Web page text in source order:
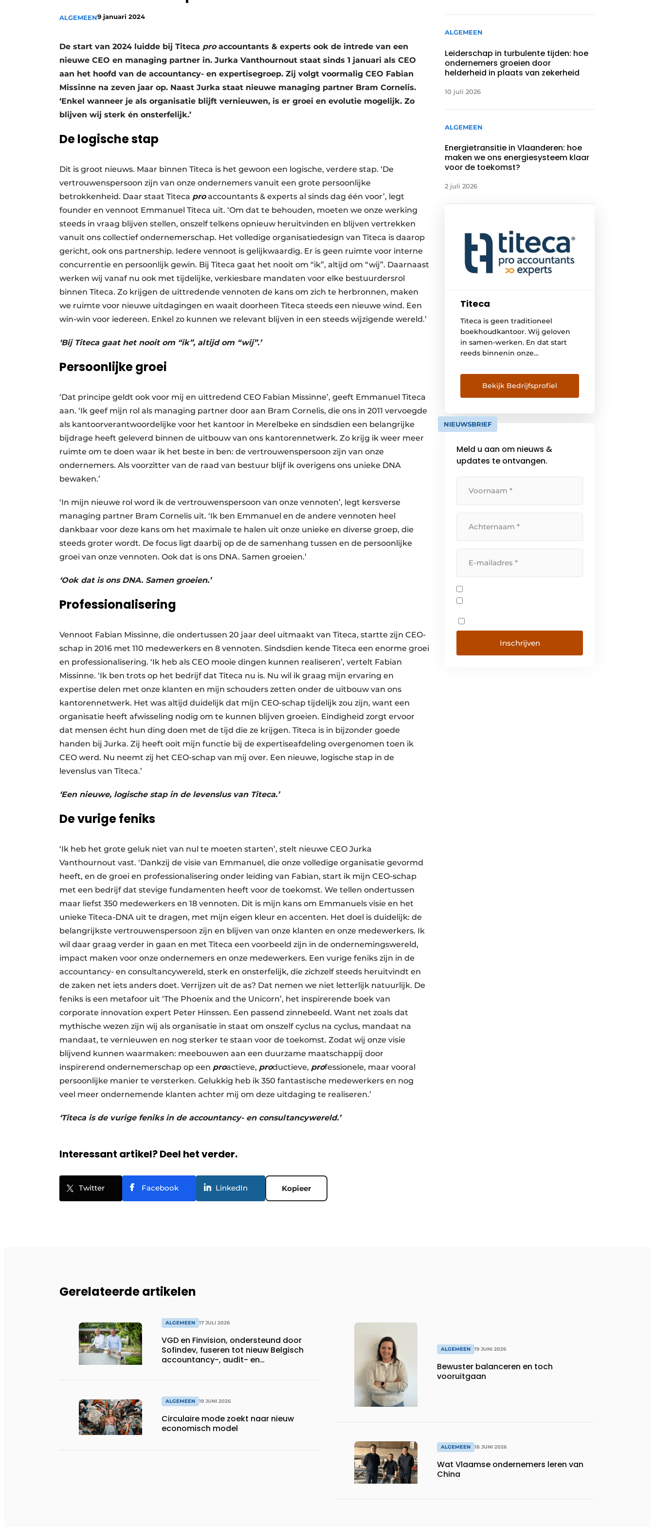
Vacatures
Video’s
ALGEMEEN9 januari 2024
De start van 2024 luidde bij Titeca proaccountants & experts ook de intrede van een
nieuwe CEO en managing partner in. Jurka Vanthournout staat sinds 1 januari als CEO
aan het hoofd van de accountancy- en expertisegroep. Zij volgt voormalig CEO Fabian
Missinne na zeven jaar op. Naast Jurka staat nieuwe managing partner Bram Cornelis.
‘Enkel wanneer je als organisatie blijft vernieuwen, is er groei en evolutie mogelijk. Zo
blijven wij sterk én onsterfelijk.’
De logische stap
Dit is groot nieuws. Maar binnen Titeca is het gewoon een logische, verdere stap. ‘De
vertrouwenspersoon zijn van onze ondernemers vanuit een grote persoonlijke
betrokkenheid. Daar staat Titeca proaccountants & experts al sinds dag één voor’, legt
founder en vennoot Emmanuel Titeca uit. ‘Om dat te behouden, moeten we onze werking
steeds in vraag blijven stellen, onszelf telkens opnieuw heruitvinden en blijven vertrekken
vanuit ons collectief ondernemerschap. Het volledige organisatiedesign van Titeca is daarop
gericht, ook ons partnership. Iedere vennoot is gelijkwaardig. Er is geen ruimte voor interne
concurrentie en persoonlijk gewin. Bij Titeca gaat het nooit om “ik”, altijd om “wij”. Daarnaast
werken wij vanaf nu ook met tijdelijke, verkiesbare mandaten voor elke bestuurdersrol
binnen Titeca. Zo krijgen de uittredende vennoten de kans om zich te herbronnen, maken
we ruimte voor nieuwe uitdagingen en waait doorheen Titeca steeds een nieuwe wind. Een
win-win voor iedereen. Enkel zo kunnen we relevant blijven in een steeds wijzigende wereld.’
‘Bij Titeca gaat het nooit om “ik”, altijd om “wij”.’
Persoonlijke groei
‘Dat principe geldt ook voor mij en uittredend CEO Fabian Missinne’, geeft Emmanuel Titeca
aan. ‘Ik geef mijn rol als managing partner door aan Bram Cornelis, die ons in 2011 vervoegde
als kantoorverantwoordelijke voor het kantoor in Merelbeke en sindsdien een belangrijke
bijdrage heeft geleverd binnen de uitbouw van ons kantorennetwerk. Zo krijg ik weer meer
ruimte om te doen waar ik het beste in ben: de vertrouwenspersoon zijn van onze
ondernemers. Als voorzitter van de raad van bestuur blijf ik overigens ons unieke DNA
bewaken.’
‘In mijn nieuwe rol word ik de vertrouwenspersoon van onze vennoten’, legt kersverse
managing partner Bram Cornelis uit. ‘Ik ben Emmanuel en de andere vennoten heel
dankbaar voor deze kans om het maximale te halen uit onze unieke en diverse groep, die
steeds groter wordt. De focus ligt daarbij op de de samenhang tussen en de persoonlijke
groei van onze vennoten. Ook dat is ons DNA. Samen groeien.’
‘Ook dat is ons DNA. Samen groeien.’
Professionalisering
Vennoot Fabian Missinne, die ondertussen 20 jaar deel uitmaakt van Titeca, startte zijn CEO-
schap in 2016 met 110 medewerkers en 8 vennoten. Sindsdien kende Titeca een enorme groei
en professionalisering. ‘Ik heb als CEO mooie dingen kunnen realiseren’, vertelt Fabian
Missinne. ‘Ik ben trots op het bedrijf dat Titeca nu is. Nu wil ik graag mijn ervaring en
expertise delen met onze klanten en mijn schouders zetten onder de uitbouw van ons
kantorennetwerk. Het was altijd duidelijk dat mijn CEO-schap tijdelijk zou zijn, want een
organisatie heeft afwisseling nodig om te kunnen blijven groeien. Eindigheid zorgt ervoor
dat mensen écht hun ding doen met de tijd die ze krijgen. Titeca is in bijzonder goede
handen bij Jurka. Zij heeft ooit mijn functie bij de expertiseafdeling overgenomen toen ik
CEO werd. Nu neemt zij het CEO-schap van mij over. Een nieuwe, logische stap in de
levenslus van Titeca.’
‘Een nieuwe, logische stap in de levenslus van Titeca.’
De vurige feniks
‘Ik heb het grote geluk niet van nul te moeten starten’, stelt nieuwe CEO Jurka
Vanthournout vast. ‘Dankzij de visie van Emmanuel, die onze volledige organisatie gevormd
heeft, en de groei en professionalisering onder leiding van Fabian, start ik mijn CEO-schap
met een bedrijf dat stevige fundamenten heeft voor de toekomst. We tellen ondertussen
maar liefst 350 medewerkers en 18 vennoten. Dit is mijn kans om Emmanuels visie en het
unieke Titeca-DNA uit te dragen, met mijn eigen kleur en accenten. Het doel is duidelijk: de
belangrijkste vertrouwenspersoon zijn en blijven van onze klanten en onze medewerkers. Ik
wil daar graag verder in gaan en met Titeca een voorbeeld zijn in de ondernemingswereld,
impact maken voor onze ondernemers en onze medewerkers. Een vurige feniks zijn in de
accountancy- en consultancywereld, sterk en onsterfelijk, die zichzelf steeds heruitvindt en
de zaken net iets anders doet. Verrijzen uit de as? Dat nemen we niet letterlijk natuurlijk. De
feniks is een metafoor uit ‘The Phoenix and the Unicorn’, het inspirerende boek van
corporate innovation expert Peter Hinssen. Een passend zinnebeeld. Want net zoals dat
mythische wezen zijn wij als organisatie in staat om onszelf cyclus na cyclus, mandaat na
mandaat, te vernieuwen en nog sterker te staan voor de toekomst. Zodat wij onze visie
blijvend kunnen waarmaken: meebouwen aan een duurzame maatschappij door
inspirerend ondernemerschap op een proactieve, productieve, professionele, maar vooral
persoonlijke manier te versterken. Gelukkig heb ik 350 fantastische medewerkers en nog
veel meer ondernemende klanten achter mij om deze uitdaging te realiseren.’
‘Titeca is de vurige feniks in de accountancy- en consultancywereld.’
Interessant artikel? Deel het verder.
Twitter Facebook LinkedIn Kopieer
ALGEMEEN
Leiderschap in turbulente tijden: hoe
ondernemers groeien door
helderheid in plaats van zekerheid
10 juli 2026
ALGEMEEN
Energietransitie in Vlaanderen: hoe
maken we ons energiesysteem klaar
voor de toekomst?
2 juli 2026
Titeca
Titeca is geen traditioneel
boekhoudkantoor. Wij geloven
in samen-werken. En dat start
reeds binnenin onze
onze pro accountants een zeer
brede kijk op alle mogelijke
ondernemersdomeinen, af en
op specialisten. Bij Titeca zitten
die experten amper enkele
familie. En dat voel je als klant.
Bij elke toekomstbepalende
Bekijk Bedrijfsprofiel
NIEUWSBRIEF
Meld u aan om nieuws &
updates te ontvangen.
Gerelateerde artikelen
ALGEMEEN 17 JULI 2026
VGD en Finvision, ondersteund door
Sofindev, fuseren tot nieuw Belgisch
accountancy-, audit- en
ALGEMEEN 19 JUNI 2026
Circulaire mode zoekt naar nieuw
economisch model
ALGEMEEN 19 JUNI 2026
Bewuster balanceren en toch
vooruitgaan
ALGEMEEN 18 JUNI 2026
Wat Vlaamse ondernemers leren van
China